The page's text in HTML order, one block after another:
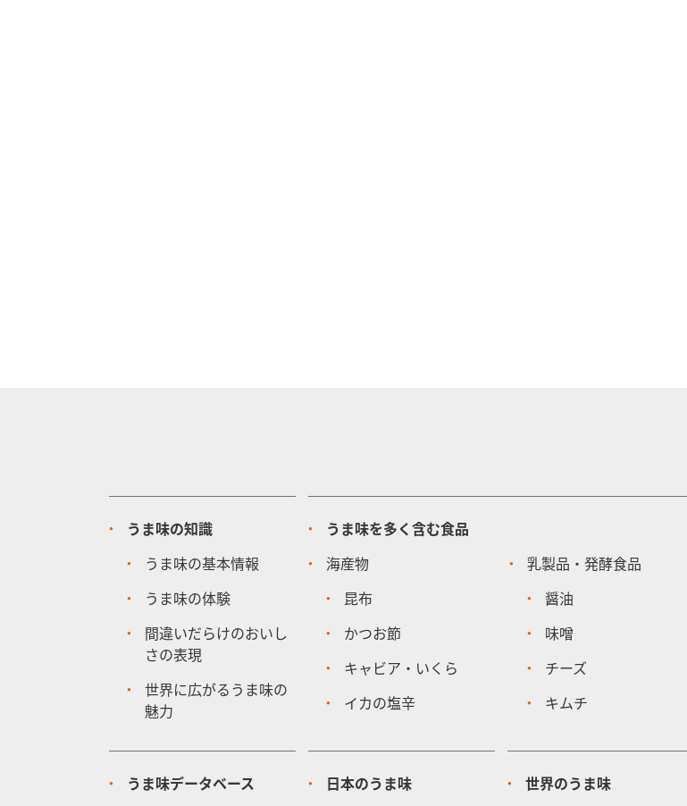
うま味の知識
うま味の基本情報
うま味の体験
間違いだらけのおいし
さの表現
世界に広がるうま味の
魅力
うま味を多く含む食品
海産物
昆布
かつお節
キャビア・いくら
イカの塩辛
乳製品・発酵食品
醤油
味噌
チーズ
キムチ
うま味データベース 日本のうま味 世界のうま味